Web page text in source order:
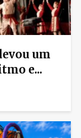
um
e...